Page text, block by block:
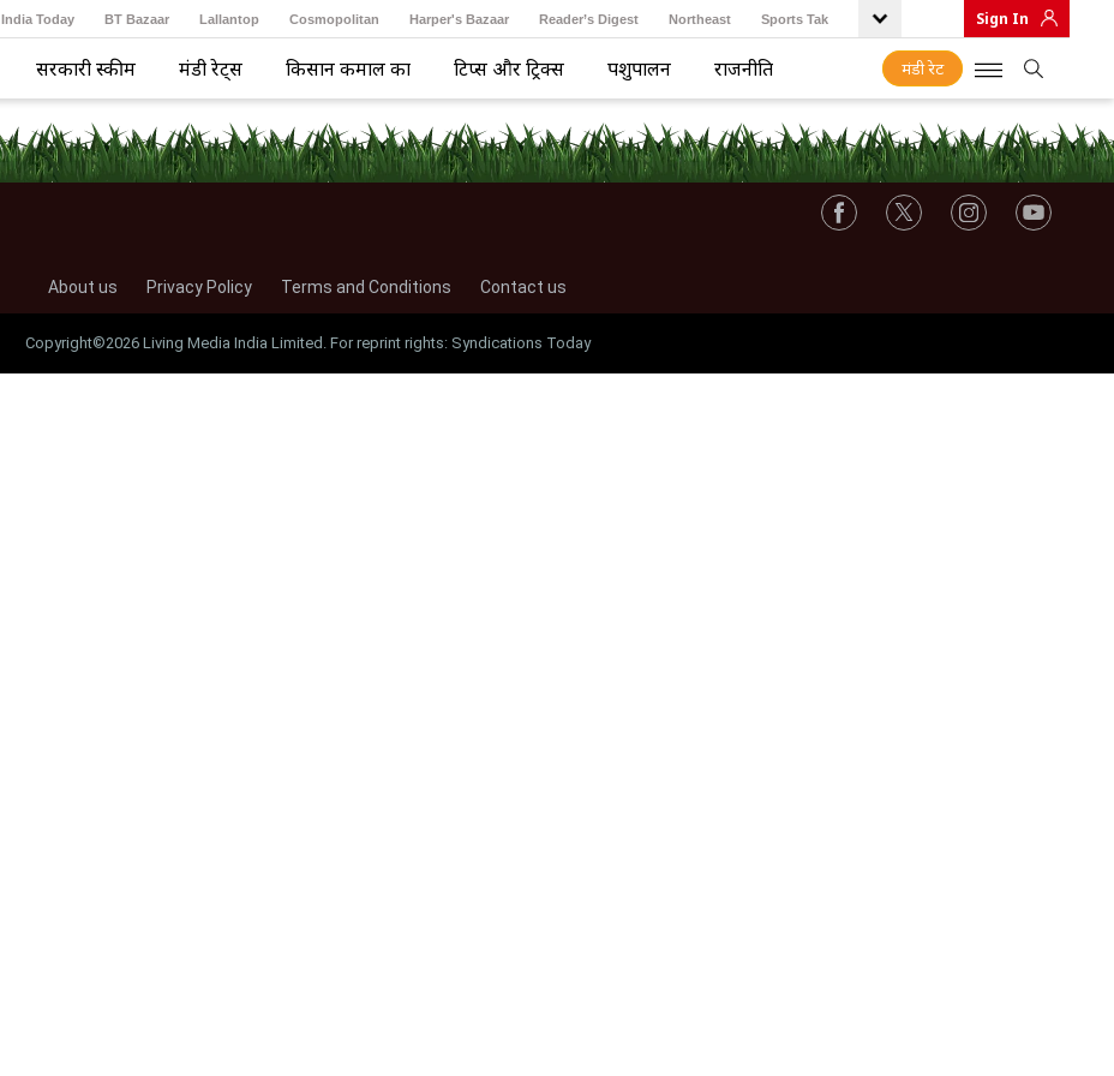
India Today BT Bazaar Lallantop Cosmopolitan Harper's Bazaar Reader’s Digest Northeast Sports Tak Sign In
सरकारी स्कीम मंडी रेट्स किसान कमाल का टिप्स और ट्रिक्स पशुपालन राजनीति मंडी रेट
About us Privacy Policy Terms and Conditions Contact us
Copyright©2026 Living Media India Limited. For reprint rights: Syndications Today